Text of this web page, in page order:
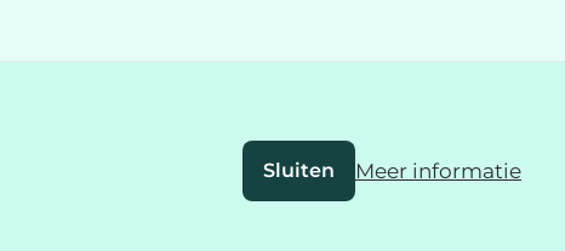
Sluiten Meer informatie